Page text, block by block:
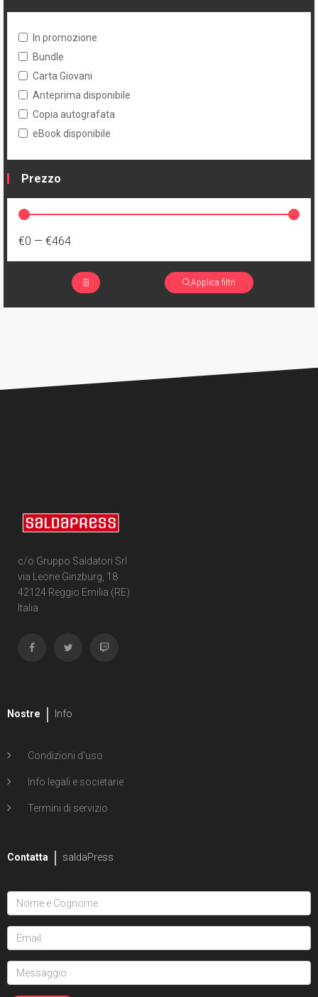
In promozione
Bundle
Carta Giovani
Anteprima disponibile
Copia autografata
eBook disponibile
Prezzo
€0 — €464
Applica filtri
c/o Gruppo Saldatori Srl
via Leone Ginzburg, 18
42124 Reggio Emilia (RE)
Italia
Nostre Info
Condizioni d'uso
Info legali e societarie
Termini di servizio
Contatta saldaPress